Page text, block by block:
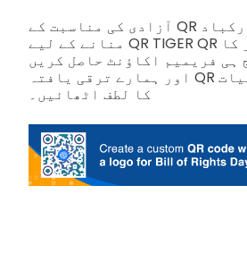
آزادی کی مناسبت کے QR کوڈ سے مبارکباد
منانے کے لیے QR TIGER QR کوڈ جنریٹر کا
ہی فریمیم اکاؤنٹ حاصل کریں
اور ہمارے ترقی یافتہ QR کوڈ حل اور خصوصیات
کا لطف اٹھائیں۔